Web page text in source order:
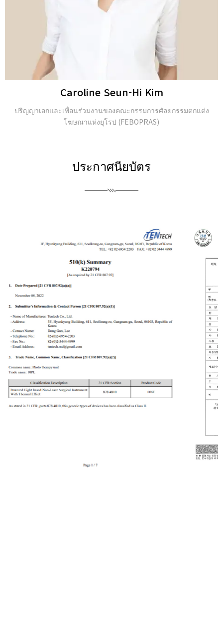
JongSeo Kim
Director of ‘Kim-JongSeo Plastic Surgery Clinic’ in
ประกาศนียบัตร